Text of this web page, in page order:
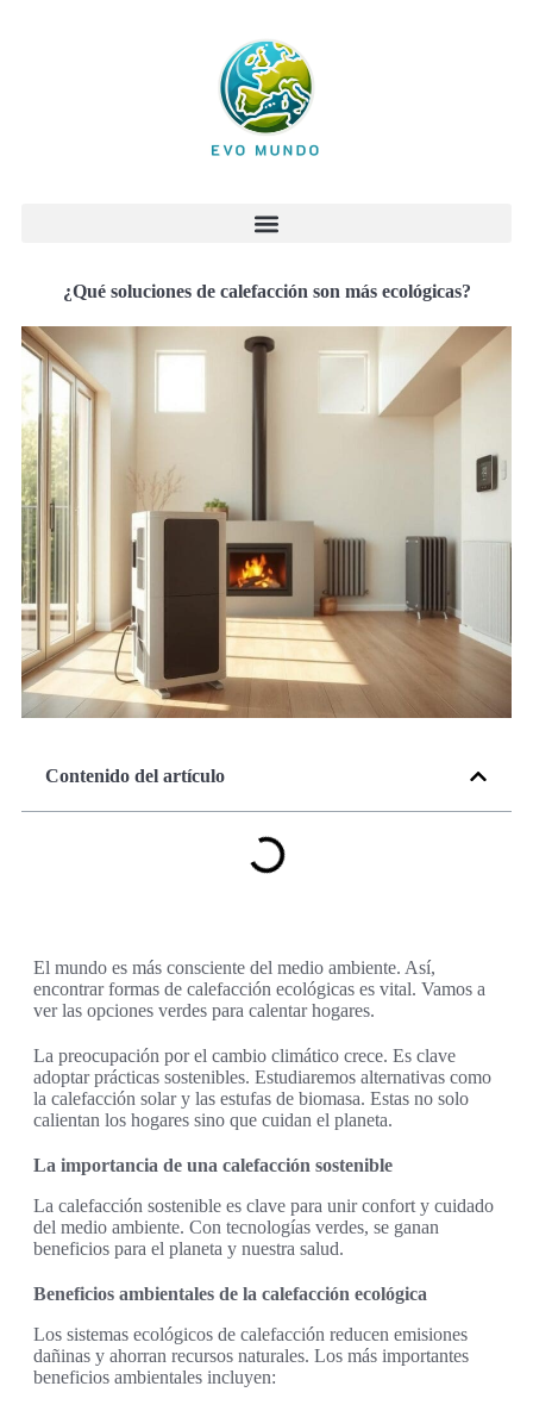
¿Qué soluciones de calefacción son más ecológicas?
Contenido del artículo
El mundo es más consciente del medio ambiente. Así,
encontrar formas de calefacción ecológicas es vital. Vamos a
ver las opciones verdes para calentar hogares.
La preocupación por el cambio climático crece. Es clave
adoptar prácticas sostenibles. Estudiaremos alternativas como
la calefacción solar y las estufas de biomasa. Estas no solo
calientan los hogares sino que cuidan el planeta.
La importancia de una calefacción sostenible
La calefacción sostenible es clave para unir confort y cuidado
del medio ambiente. Con tecnologías verdes, se ganan
beneficios para el planeta y nuestra salud.
Beneficios ambientales de la calefacción ecológica
Los sistemas ecológicos de calefacción reducen emisiones
dañinas y ahorran recursos naturales. Los más importantes
beneficios ambientales incluyen: